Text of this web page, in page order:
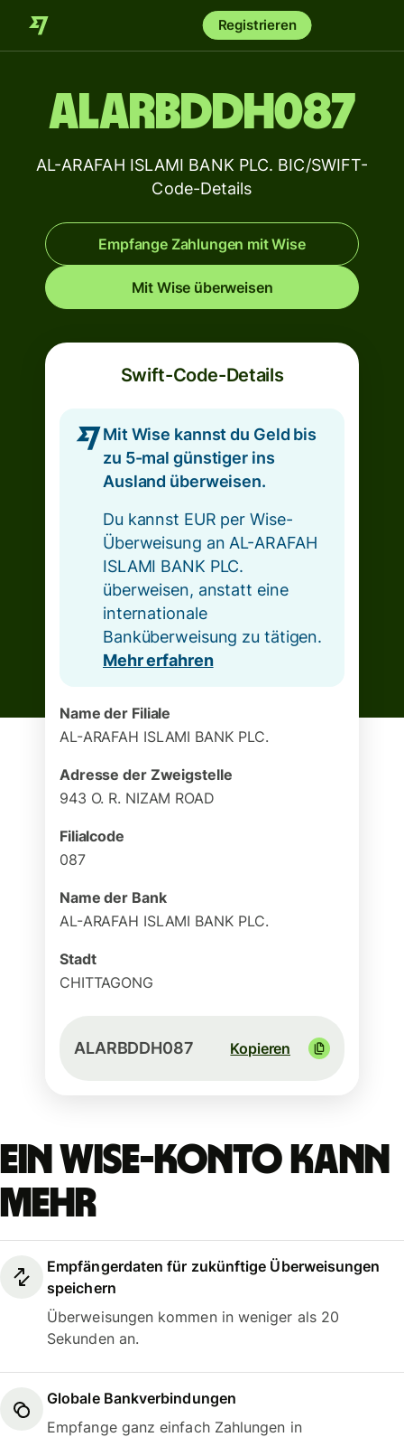
Registrieren
ALARBDDH087
AL-ARAFAH ISLAMI BANK PLC. BIC/SWIFT-
Code-Details
Empfange Zahlungen mit Wise
Mit Wise überweisen
Swift-Code-Details
Mit Wise kannst du Geld bis
zu 5-mal günstiger ins
Ausland überweisen.
Du kannst EUR per Wise-
Überweisung an AL-ARAFAH
ISLAMI BANK PLC.
überweisen, anstatt eine
internationale
Banküberweisung zu tätigen.
Mehr erfahren
Name der Filiale
AL-ARAFAH ISLAMI BANK PLC.
Adresse der Zweigstelle
943 O. R. NIZAM ROAD
Filialcode
087
Name der Bank
AL-ARAFAH ISLAMI BANK PLC.
Stadt
CHITTAGONG
ALARBDDH087 Kopieren
Ein Wise-Konto kann
mehr
Empfängerdaten für zukünftige Überweisungen
speichern
Überweisungen kommen in weniger als 20
Sekunden an.
Globale Bankverbindungen
Empfange ganz einfach Zahlungen in